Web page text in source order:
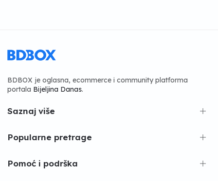
BDBOX je oglasna, ecommerce i community platforma
portala Bijeljina Danas.
Saznaj više
Popularne pretrage
Pomoć i podrška